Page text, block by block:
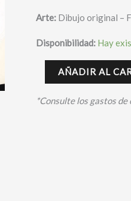
Arte: Dibujo original –
Disponibilidad: Hay
AÑADIR AL
*Consulte los gastos de